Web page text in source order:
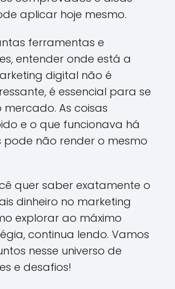
aplicar hoje mesmo.
ferramentas e
entender onde está a
digital não é
é essencial para se
As coisas
e o que funcionava há
pode não render o mesmo
quer saber exatamente o
dinheiro no marketing
explorar ao máximo
continua lendo. Vamos
nesse universo de
e desafios!